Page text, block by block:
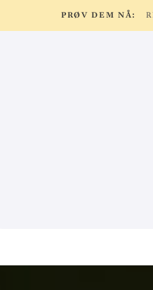
PRØV DEM NÅ: